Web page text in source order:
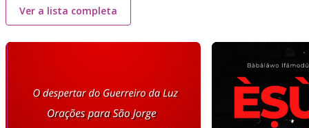
Ver a lista completa